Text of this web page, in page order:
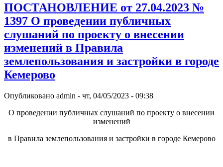
ПОСТАНОВЛЕНИЕ от 27.04.2023 №
1397 О проведении публичных
слушаний по проекту о внесении
изменений в Правила
землепользования и застройки в городе
Кемерово
Опубликовано admin - чт, 04/05/2023 - 09:38
О проведении публичных слушаний по проекту о внесении
изменений
в Правила землепользования и застройки в городе Кемерово